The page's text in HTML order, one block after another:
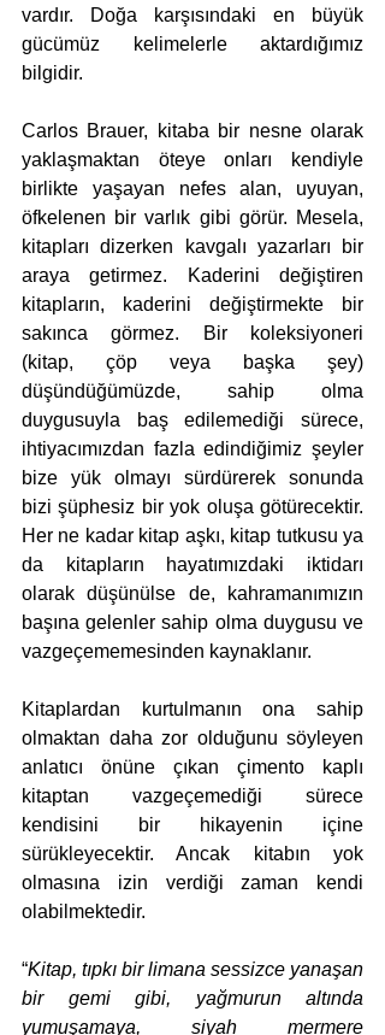
vardır. Doğa karşısındaki en büyük
gücümüz kelimelerle aktardığımız
bilgidir.
Carlos Brauer, kitaba bir nesne olarak
yaklaşmaktan öteye onları kendiyle
birlikte yaşayan nefes alan, uyuyan,
öfkelenen bir varlık gibi görür. Mesela,
kitapları dizerken kavgalı yazarları bir
araya getirmez. Kaderini değiştiren
kitapların, kaderini değiştirmekte bir
sakınca görmez. Bir koleksiyoneri
(kitap, çöp veya başka şey)
düşündüğümüzde, sahip olma
duygusuyla baş edilemediği sürece,
ihtiyacımızdan fazla edindiğimiz şeyler
bize yük olmayı sürdürerek sonunda
bizi şüphesiz bir yok oluşa götürecektir.
Her ne kadar kitap aşkı, kitap tutkusu ya
da kitapların hayatımızdaki iktidarı
olarak düşünülse de, kahramanımızın
başına gelenler sahip olma duygusu ve
vazgeçememesinden kaynaklanır.
Kitaplardan kurtulmanın ona sahip
olmaktan daha zor olduğunu söyleyen
anlatıcı önüne çıkan çimento kaplı
kitaptan vazgeçemediği sürece
kendisini bir hikayenin içine
sürükleyecektir. Ancak kitabın yok
olmasına izin verdiği zaman kendi
olabilmektedir.
“Kitap, tıpkı bir limana sessizce yanaşan
bir gemi gibi, yağmurun altında
yumuşamaya, siyah mermere